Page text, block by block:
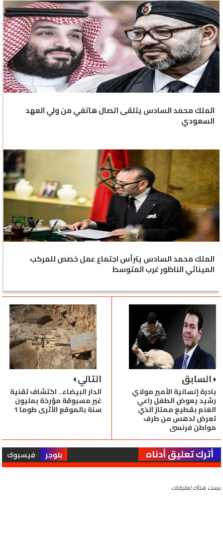
الملك محمد السادس يتلقى اتصال هاتفي من ولي العهد
السعودي
الملك محمد السادس يترأس اجتماع عمل خصص للمركب
المينائي الناظور غرب المتوسط
التالي
الدار البيضاء.. اكتشاف تقنية
غير مسبوقة مؤرخة بمليون
سنة بالموقع الأثري طوما 1
السابق
بادرة إنسانية الأمير مولاي
رشيد يعوض الطفل راعي
الغنم بقطيع ممتاز الذي
تعرض لدهس من طرف
مواطن فرنسي
أترك تعليق أدناه بلوجر فيسبوك
ليست هناك تعليقات